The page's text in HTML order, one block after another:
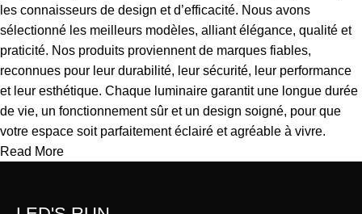
les connaisseurs de design et d’efficacité. Nous avons
sélectionné les meilleurs modèles, alliant élégance, qualité et
praticité. Nos produits proviennent de marques fiables,
reconnues pour leur durabilité, leur sécurité, leur performance
et leur esthétique. Chaque luminaire garantit une longue durée
de vie, un fonctionnement sûr et un design soigné, pour que
votre espace soit parfaitement éclairé et agréable à vivre.
Read More